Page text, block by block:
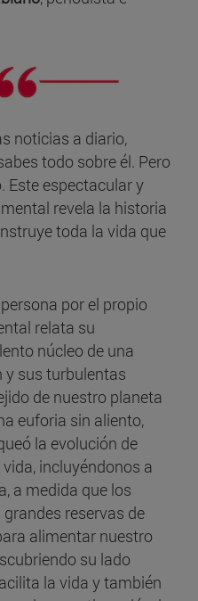
noticias a diario,
todo sobre él. Pero
Este espectacular y
revela la historia
toda la vida que
por el propio
relata su
núcleo de una
y sus turbulentas
de nuestro planeta
euforia sin aliento,
la evolución de
incluyéndonos a
a medida que los
reservas de
alimentar nuestro
su lado
la vida y también